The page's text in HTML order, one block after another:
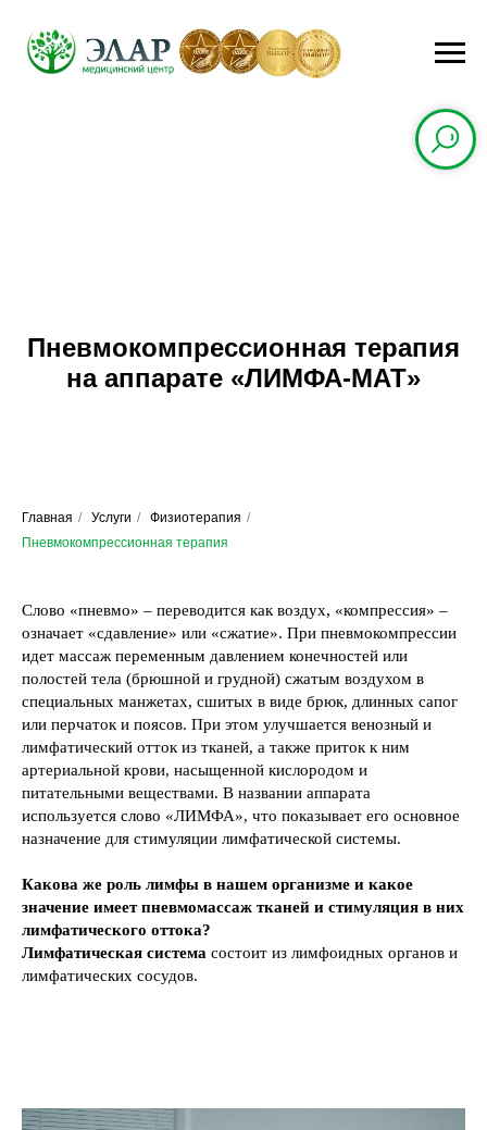
Пневмокомпрессионная терапия
на аппарате «ЛИМФА-МАТ»
Главная / Услуги / Физиотерапия /
Пневмокомпрессионная терапия
Слово «пневмо» – переводится как воздух, «компрессия» –
означает «сдавление» или «сжатие». При пневмокомпрессии
идет массаж переменным давлением конечностей или
полостей тела (брюшной и грудной) сжатым воздухом в
специальных манжетах, сшитых в виде брюк, длинных сапог
или перчаток и поясов. При этом улучшается венозный и
лимфатический отток из тканей, а также приток к ним
артериальной крови, насыщенной кислородом и
питательными веществами. В названии аппарата
используется слово «ЛИМФА», что показывает его основное
назначение для стимуляции лимфатической системы.
Какова же роль лимфы в нашем организме и какое
значение имеет пневмомассаж тканей и стимуляция в них
лимфатического оттока?
Лимфатическая система состоит из лимфоидных органов и
лимфатических сосудов.